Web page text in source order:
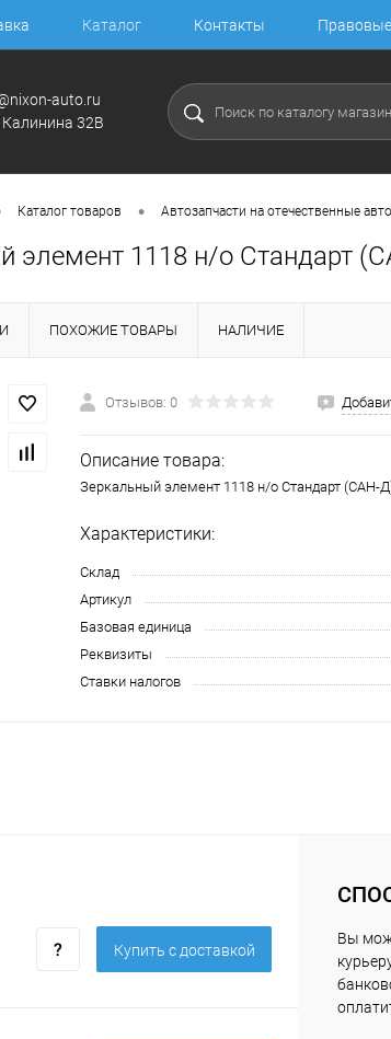
Каталог Контакты
auto.ru
Калинина 32В
Каталог товаров • Автозапчасти на отечественные авто
элемент 1118 н/о Стандарт
ПОХОЖИЕ ТОВАРЫ НАЛИЧИЕ
Отзывов: 0
Описание товара:
Зеркальный элемент 1118 н/о Стандарт (САН-
Характеристики:
Склад
Артикул
Базовая единица
Реквизиты
Ставки налогов
Купить c доставкой
Вы